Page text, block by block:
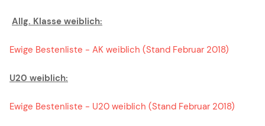
Allg. Klasse weiblich:
Ewige Bestenliste - AK weiblich (Stand Februar 2018)
U20 weiblich:
Ewige Bestenliste - U20 weiblich (Stand Februar 2018)